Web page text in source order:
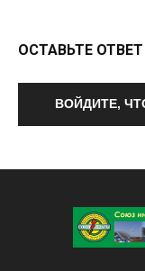
ОСТАВЬТЕ ОТВЕТ
ВОЙДИТЕ,